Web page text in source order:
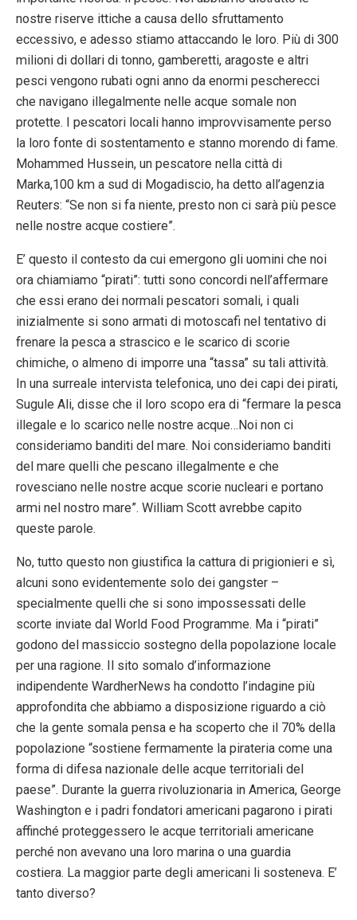
nostre riserve ittiche a causa dello sfruttamento
eccessivo, e adesso stiamo attaccando le loro. Più di 300
milioni di dollari di tonno, gamberetti, aragoste e altri
pesci vengono rubati ogni anno da enormi pescherecci
che navigano illegalmente nelle acque somale non
protette. I pescatori locali hanno improvvisamente perso
la loro fonte di sostentamento e stanno morendo di fame.
Mohammed Hussein, un pescatore nella città di
Marka,100 km a sud di Mogadiscio, ha detto all’agenzia
Reuters: “Se non si fa niente, presto non ci sarà più pesce
nelle nostre acque costiere”.
E’ questo il contesto da cui emergono gli uomini che noi
ora chiamiamo “pirati”: tutti sono concordi nell’affermare
che essi erano dei normali pescatori somali, i quali
inizialmente si sono armati di motoscafi nel tentativo di
frenare la pesca a strascico e le scarico di scorie
chimiche, o almeno di imporre una “tassa” su tali attività.
In una surreale intervista telefonica, uno dei capi dei pirati,
Sugule Ali, disse che il loro scopo era di “fermare la pesca
illegale e lo scarico nelle nostre acque…Noi non ci
consideriamo banditi del mare. Noi consideriamo banditi
del mare quelli che pescano illegalmente e che
rovesciano nelle nostre acque scorie nucleari e portano
armi nel nostro mare”. William Scott avrebbe capito
queste parole.
No, tutto questo non giustifica la cattura di prigionieri e sì,
alcuni sono evidentemente solo dei gangster –
specialmente quelli che si sono impossessati delle
scorte inviate dal World Food Programme. Ma i “pirati”
godono del massiccio sostegno della popolazione locale
per una ragione. Il sito somalo d’informazione
indipendente WardherNews ha condotto l’indagine più
approfondita che abbiamo a disposizione riguardo a ciò
che la gente somala pensa e ha scoperto che il 70% della
popolazione “sostiene fermamente la pirateria come una
forma di difesa nazionale delle acque territoriali del
paese”. Durante la guerra rivoluzionaria in America, George
Washington e i padri fondatori americani pagarono i pirati
affinché proteggessero le acque territoriali americane
perché non avevano una loro marina o una guardia
costiera. La maggior parte degli americani li sosteneva. E’
tanto diverso?